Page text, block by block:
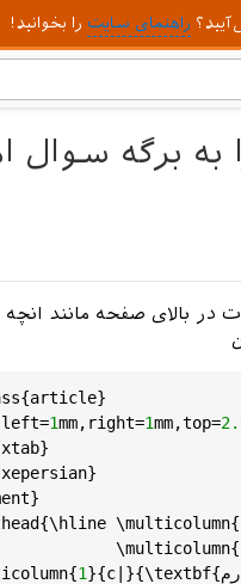
راهنمای سایت را بخوانید!
برگه سوال
بالای صفحه مانند
{article}
left=1mm, right=1mm,top=
xtab}
xepersian}
}
{\ hline \multicolumn{
                        \
multicolumn{
{1}{c |}{\textbf